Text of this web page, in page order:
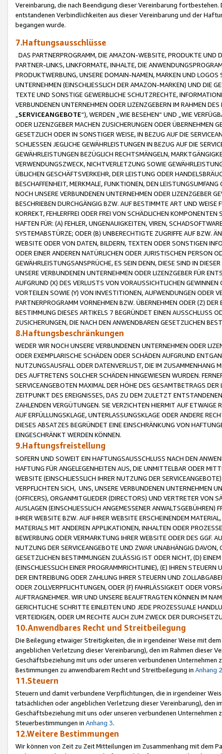
Vereinbarung, die nach Beendigung dieser Vereinbarung
entstandenen Verbindlichkeiten aus dieser Vereinbarung und der
begangen wurde.
7.Haftungsausschlüsse
DAS PARTNERPROGRAMM, DIE AMAZON-WEBSITE, PRODUKTE UND
PARTNER-LINKS, LINKFORMATE, INHALTE, DIE
PRODUKTWERBUNG, UNSERE DOMAIN-NAMEN, MARKEN UND
UNTERNEHMEN (EINSCHLIESSLICH DER AMAZON-MARKEN) UND DIE
TEXTE UND SONSTIGE GEWERBLICHE SCHUTZRECHTE,
VERBUNDENEN UNTERNEHMEN ODER LIZENZGEBERN IM RAHMEN
SERVICEANGEBOTE“), WERDEN „WIE BESEHEN“ UND „WIE
ODER LIZENZGEBER MACHEN ZUSICHERUNGEN ODER ÜBERNEHMEN
GESETZLICH ODER IN SONSTIGER WEISE, IN BEZUG AUF DIE
SCHLIESSEN JEGLICHE GEWÄHRLEISTUNGEN IN BEZUG AUF DIE
GEWÄHRLEISTUNGEN BEZÜGLICH RECHTSMÄNGELN,
VERWENDUNGSZWECK, NICHTVERLETZUNG SOWIE
ÜBLICHEN GESCHÄFTSVERKEHR, DER LEISTUNG ODER
BESCHAFFENHEIT, MERKMALE, FUNKTIONEN, DEN
NOCH UNSERE VERBUNDENEN UNTERNEHMEN ODER LIZENZGEBER
BESCHRIEBEN DURCHGÄNGIG BZW. AUF BESTIMMTE ART UND
KORREKT, FEHLERFREI ODER FREI VON SCHÄDLICHEN
HAFTEN FÜR: (A) FEHLER, UNGENAUIGKEITEN, VIREN,
SYSTEMABSTÜRZE; ODER (B) UNBERECHTIGTE ZUGRIFFE AUF BZW.
WEBSITE ODER VON DATEN, BILDERN, TEXTEN ODER SONSTIGEN
ODER EINER ANDEREN NATÜRLICHEN ODER JURISTISCHEN PERSON
GEWÄHRLEISTUNGSANSPRÜCHE, ES SEIN DENN, DIESE SIND IN
UNSERE VERBUNDENEN UNTERNEHMEN ODER LIZENZGEBER FÜR
AUFGRUND (X) DES VERLUSTS VON VORAUSSICHTLICHEN
VORTEILEN SOWIE (Y) VON INVESTITIONEN, AUFWENDUNGEN ODER
PARTNERPROGRAMM VORNEHMEN BZW. ÜBERNEHMEN ODER (Z)
BESTIMMUNG DIESES ARTIKELS 7 BEGRÜNDET EINEN AUSSCHLUSS
ZUSICHERUNGEN, DIE NACH DEN ANWENDBAREN GESETZLICHEN
8.Haftungsbeschränkungen
WEDER WIR NOCH UNSERE VERBUNDENEN UNTERNEHMEN ODER
ODER EXEMPLARISCHE SCHÄDEN ODER SCHÄDEN AUFGRUND
NUTZUNGSAUSFALL ODER DATENVERLUST, DIE IM ZUSAMMENHANG
DES AUFTRETENS SOLCHER SCHÄDEN HINGEWIESEN WURDEN.
SERVICEANGEBOTEN MAXIMAL DER HÖHE DES GESAMTBETRAGS
ZEITPUNKT DES EREIGNISSES, DAS ZU DEM ZULETZT
ZAHLENDEN VERGÜTUNGEN. SIE VERZICHTEN HIERMIT AUF
AUF ERFÜLLUNGSKLAGE, UNTERLASSUNGSKLAGE ODER ANDERE
DIESES ABSATZES BEGRÜNDET EINE EINSCHRÄNKUNG VON
EINGESCHRÄNKT WERDEN KÖNNEN.
9.Haftungsfreistellung
SOFERN UND SOWEIT EIN HAFTUNGSAUSSCHLUSS NACH DEN
HAFTUNG FÜR ANGELEGENHEITEN AUS, DIE UNMITTELBAR ODER
WEBSITE (EINSCHLIESSLICH IHRER NUTZUNG DER
VERPFLICHTEN SICH, UNS, UNSERE VERBUNDENEN UNTERNEHMEN
(OFFICERS), ORGANMITGLIEDER (DIRECTORS) UND VERTRETER VON
AUSLAGEN (EINSCHLIESSLICH ANGEMESSENER
IHRER WEBSITE BZW. AUF IHRER WEBSITE ERSCHEINENDEM
MATERIALS MIT ANDEREN APPLIKATIONEN, INHALTEN ODER
BEWERBUNG ODER VERMARKTUNG IHRER WEBSITE ODER DES GGF.
NUTZUNG DER SERVICEANGEBOTE UND ZWAR UNABHÄNGIG
GESETZLICHEN BESTIMMUNGEN ZULÄSSIG IST ODER NICHT, (D)
(EINSCHLIESSLICH EINER PROGRAMMRICHTLINIE), (E) IHREN
DER EINTREIBUNG ODER ZAHLUNG IHRER STEUERN UND
ODER ZOLLVERPFLICHTUNGEN, ODER (F) FAHRLÄSSIGKEIT ODER
AUFTRAGNEHMER. WIR UND UNSERE BEAUFTRAGTEN KÖNNEN IM
GERICHTLICHE SCHRITTE EINLEITEN UND JEDE PROZESSUALE
VERTEIDIGEN, ODER UM RECHTE AUCH ZUM ZWECK DER
10.Anwendbares Recht und Streitbeilegung
Die Beilegung etwaiger Streitigkeiten, die in irgendeiner Weise mit
angeblichen Verletzung dieser Vereinbarung), den im Rahmen dieser
Geschäftsbeziehung mit uns oder unseren verbundenen
Bestimmungen zu anwendbarem Recht und Streitbeilegung in Anhang 2
11.Steuern
Steuern und damit verbundene Verpflichtungen, die in irgendeiner
tatsächlichen oder angeblichen Verletzung dieser Vereinbarung), den
Geschäftsbeziehung mit uns oder unseren verbundenen
Steuerbestimmungen in Anhang 3.
12.Weitere Bestimmungen
Wir können von Zeit zu Zeit Mitteilungen im Zusammenhang mit dem